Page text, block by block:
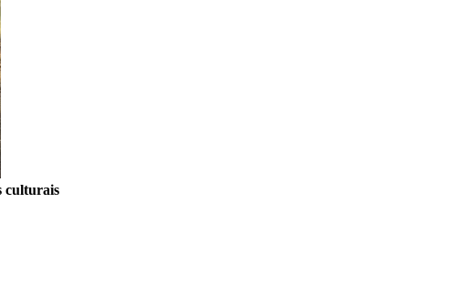
culturais